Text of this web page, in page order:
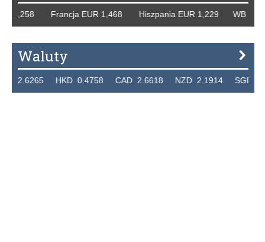
Francja EUR 1,468 Hiszpania EUR 1,229 WB
Waluty
HKD 0.4758 CAD 2.6618 NZD 2.1914 SGD